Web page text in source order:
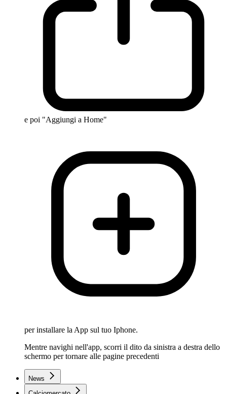
e poi "Aggiungi a Home"
per installare la App sul tuo Iphone.
Mentre navighi nell'app, scorri il dito da sinistra a destra dello
schermo per tornare alle pagine precedenti
News